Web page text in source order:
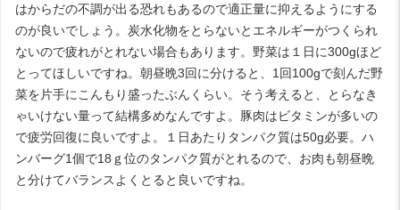
はからだの不調が出る恐れもあるので適正量に抑えるようにする
のが良いでしょう。炭水化物をとらないとエネルギーがつくられ
ないので疲れがとれない場合もあります。野菜は１日に300gほど
とってほしいですね。朝昼晩3回に分けると、1回100gで刻んだ野
菜を片手にこんもり盛ったぶんくらい。そう考えると、とらなき
ゃいけない量って結構多めなんですよ。豚肉はビタミンが多いの
で疲労回復に良いですよ。１日あたりタンパク質は50g必要。ハ
ンバーグ1個で18ｇ位のタンパク質がとれるので、お肉も朝昼晩
と分けてバランスよくとると良いですね。